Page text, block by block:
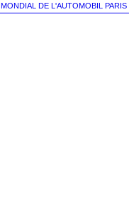
MONDIAL DE L'AUTOMOBIL PARIS